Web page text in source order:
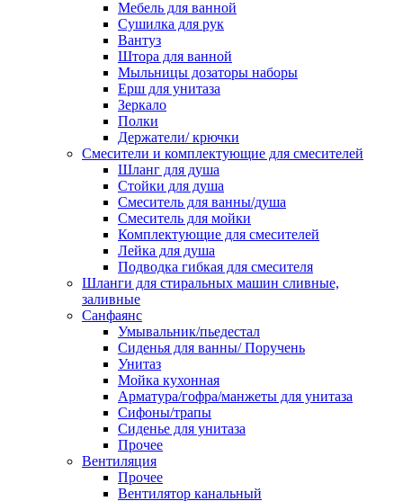
Мебель для ванной
Сушилка для рук
Вантуз
Штора для ванной
Мыльницы дозаторы наборы
Ерш для унитаза
Зеркало
Полки
Держатели/ крючки
Смесители и комплектующие для смесителей
Шланг для душа
Стойки для душа
Смеситель для ванны/душа
Смеситель для мойки
Комплектующие для смесителей
Лейка для душа
Подводка гибкая для смесителя
Шланги для стиральных машин сливные,
заливные
Санфаянс
Умывальник/пьедестал
Сиденья для ванны/ Поручень
Унитаз
Мойка кухонная
Арматура/гофра/манжеты для унитаза
Сифоны/трапы
Сиденье для унитаза
Прочее
Вентиляция
Прочее
Вентилятор канальный